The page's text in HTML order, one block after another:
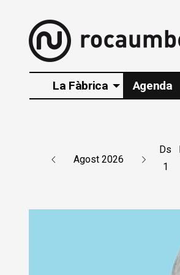
La Fàbrica Agenda
Agost 2026
Ds
1